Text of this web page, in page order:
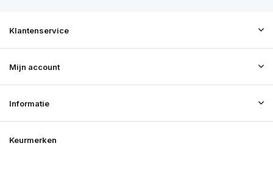
Klantenservice
Mijn account
Informatie
Keurmerken